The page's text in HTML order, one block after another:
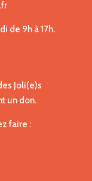
de 9h à 17h.
Joli(e)s
un don.
faire :